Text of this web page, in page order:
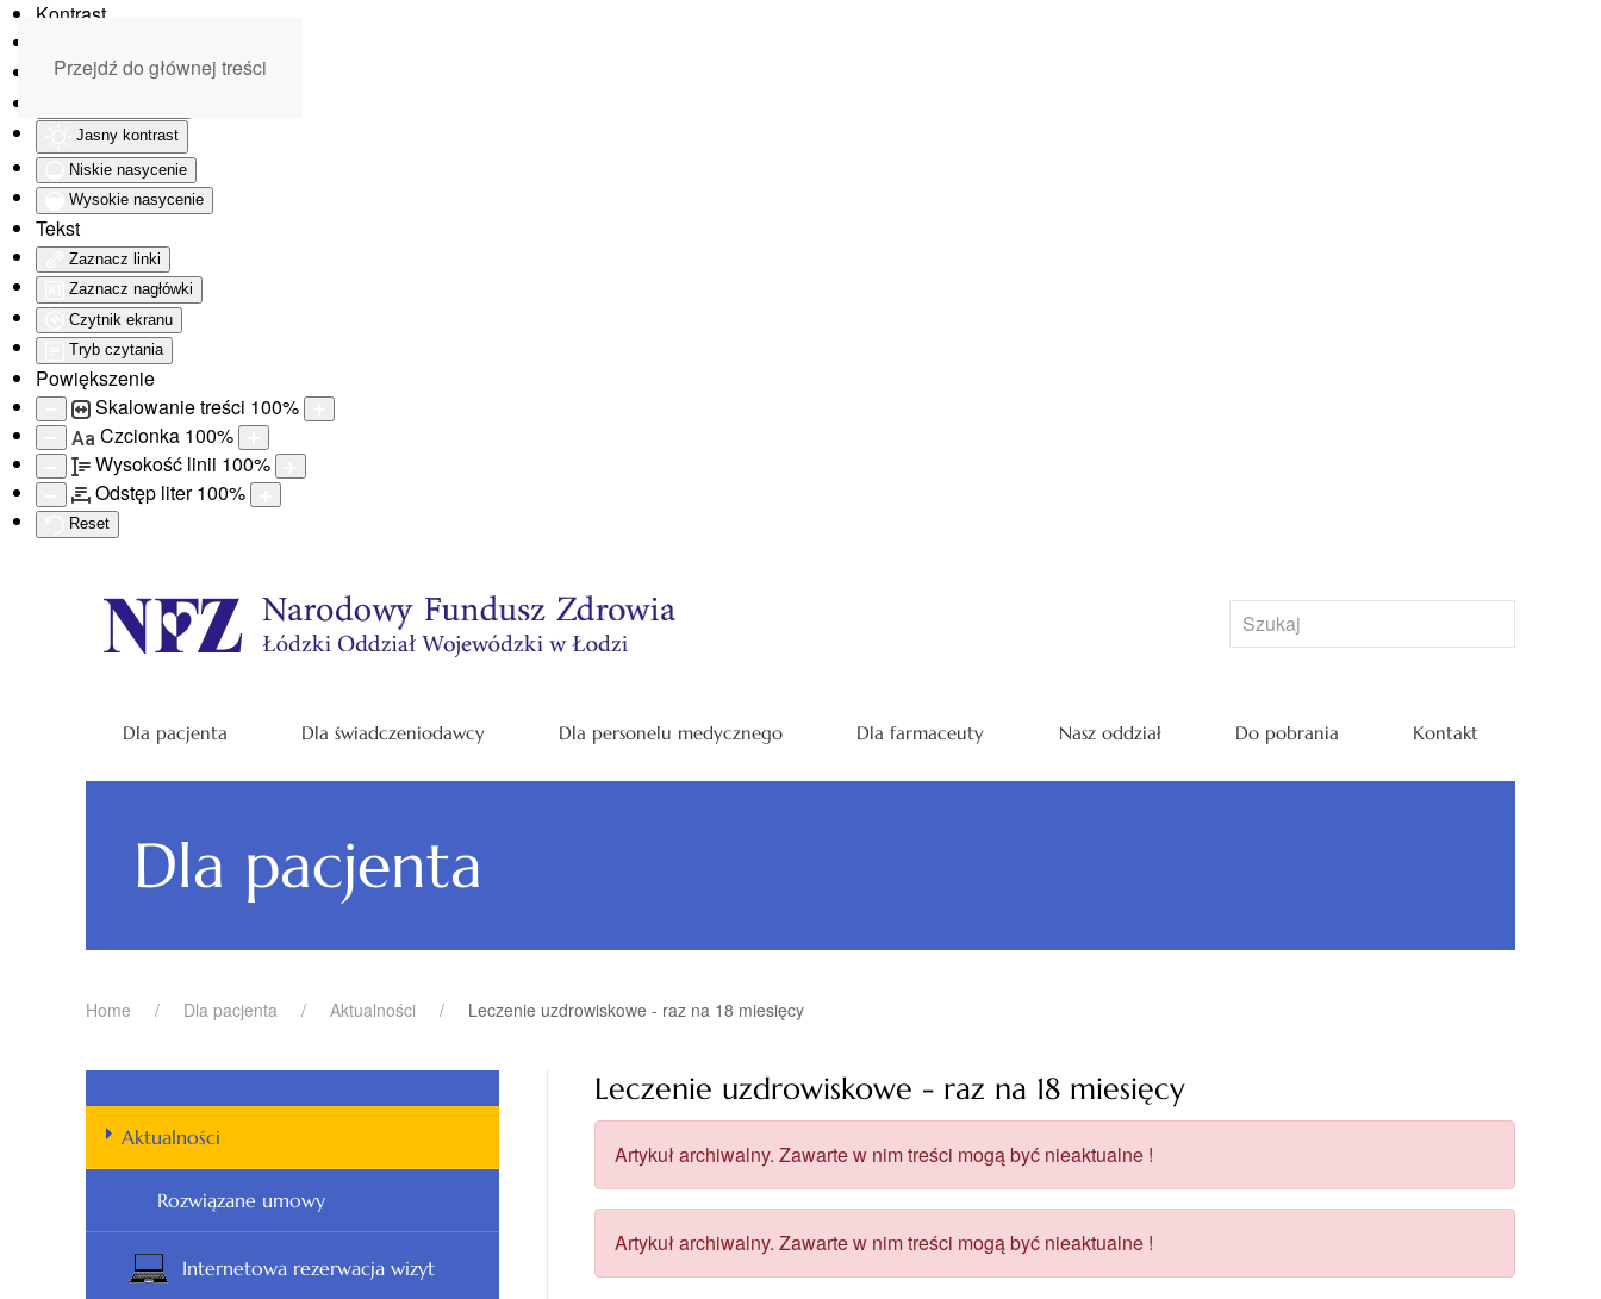
Kontrast
Monochromatyczny
Jasny kontrast
Niskie nasycenie
Wysokie nasycenie
Tekst
Zaznacz linki
Zaznacz nagłówki
Czytnik ekranu
Tryb czytania
Powiększenie
Skalowanie treści 100%
Aa Czcionka 100%
Wysokość linii 100%
Odstęp liter100%
Reset
Przejdź do głównej treści
Dla pacjenta Dla świadczeniodawcy Dla personelu medycznego Dla farmaceuty Nasz oddział Do pobrania Kontakt
Dla pacjenta
Home Dla pacjenta Aktualności Leczenie uzdrowiskowe - raz na 18 miesięcy
Leczenie uzdrowiskowe - raz na 18 miesięcy
Artykuł archiwalny. Zawarte w nim treści mogą być nieaktualne !
Artykuł archiwalny. Zawarte w nim treści mogą być nieaktualne !
Aktualności
Rozwiązane umowy
Internetowa rezerwacja wizyt